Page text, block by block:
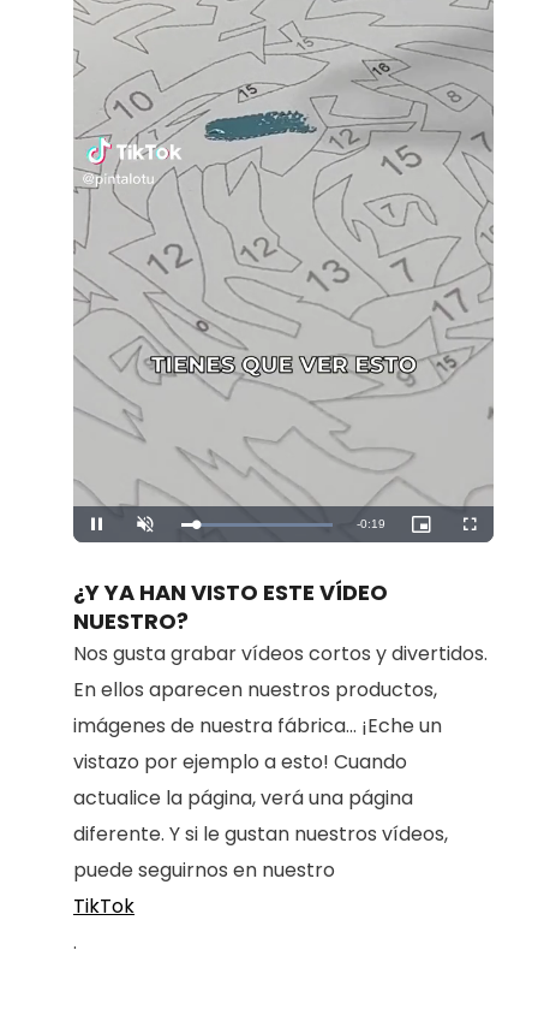
Pause Unmute Loaded:
100.00%
Remaining
-0:19
Picture-
in-
Fullscreen
¿Y YA HAN VISTO ESTE VÍDEO
NUESTRO?
Nos gusta grabar vídeos cortos y divertidos.
En ellos aparecen nuestros productos,
imágenes de nuestra fábrica... ¡Eche un
vistazo por ejemplo a esto! Cuando
actualice la página, verá una página
diferente. Y si le gustan nuestros vídeos,
puede seguirnos en nuestro
TikTok
.